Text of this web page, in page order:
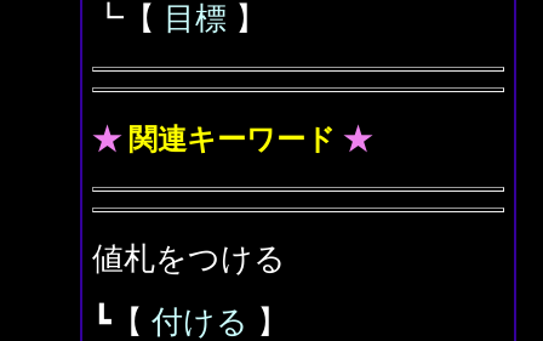
┗【 目標 】
★ 関連キーワード ★
値札をつける
┗【 付ける 】